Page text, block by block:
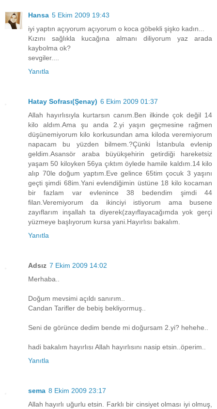
Hansa 5 Ekim 2009 19:43
iyi yaptın açıyorum açıyorum o koca göbekli şişko kadın...
Kızını sağlıkla kucağına almanı diliyorum yaz arada
kaybolma ok?
sevgiler....
Yanıtla
Hatay Sofrası(Şenay) 6 Ekim 2009 01:37
Allah hayırlısıyla kurtarsın canım.Ben ilkinde çok değil 14
kilo aldım.Ama şu anda 2.yi yaşın geçmesine rağmen
düşünemiyorum kilo korkusundan ama kiloda veremiyorum
napacam bu yüzden bilmem.?Çünki İstanbula evlenip
geldim.Asansör araba büyükşehirin getirdiği hareketsiz
yaşam 50 kiloyken 56ya çıktım öylede hamile kaldım.14 kilo
alıp 70le doğum yaptım.Eve gelince 65tim çocuk 3 yaşını
geçti şimdi 68im.Yani evlendiğimin üstüne 18 kilo kocaman
bir fazlam var evlenince 38 bedendim şimdi 44
filan.Veremiyorum da ikinciyi istiyorum ama busene
zayıflarım inşallah ta diyerek(zayıflayacağımda yok gerçi
yüzmeye başlıyorum kursa yani.Hayırlısı bakalım.
Yanıtla
Adsız 7 Ekim 2009 14:02
Merhaba..
Doğum mevsimi açıldı sanırım..
Candan Tarifler de bebiş bekliyormuş..
Seni de görünce dedim bende mi doğursam 2.yi? hehehe..
hadi bakalım hayırlısı Allah hayırlısını nasip etsin..öperim..
Yanıtla
sema 8 Ekim 2009 23:17
Allah hayırlı uğurlu etsin. Farklı bir cinsiyet olması iyi olmuş,